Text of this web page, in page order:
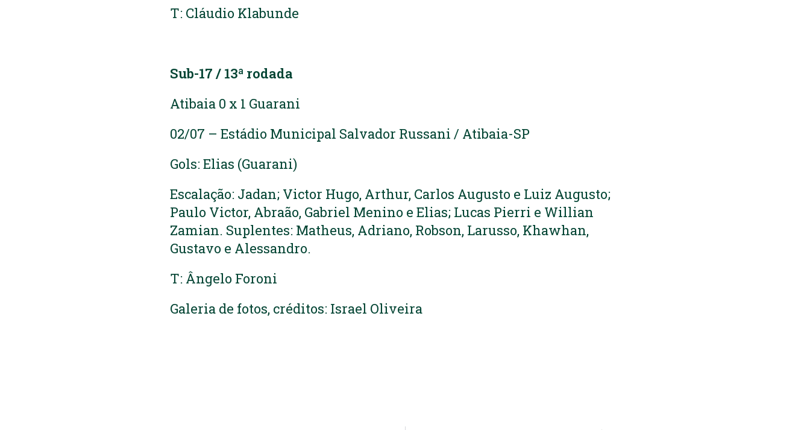
T: Cláudio Klabunde
Sub-17 / 13ª rodada
Atibaia 0 x 1 Guarani
02/07 – Estádio Municipal Salvador Russani / Atibaia-SP
Gols: Elias (Guarani)
Escalação: Jadan; Victor Hugo, Arthur, Carlos Augusto e Luiz Augusto;
Paulo Victor, Abraão, Gabriel Menino e Elias; Lucas Pierri e Willian
Zamian. Suplentes: Matheus, Adriano, Robson, Larusso, Khawhan,
Gustavo e Alessandro.
T: Ângelo Foroni
Galeria de fotos, créditos: Israel Oliveira